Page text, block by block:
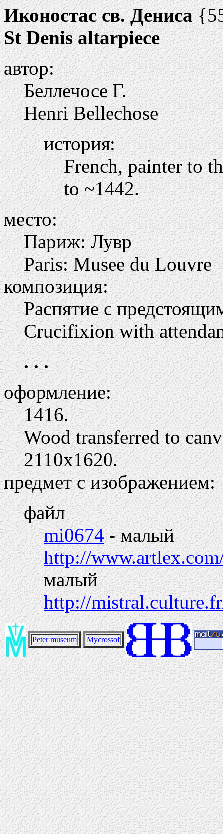
Иконостас св. Дениса
St Denis altarpiece
автор:
Беллечосе Г.
Henri Bellechose
история:
French, painter to
to ~1442.
место:
Париж: Лувр
Paris: Musee du Louvre
композиция:
Распятие с
Crucifixion with
. . .
оформление:
1416.
Wood transferred to
2110х1620.
предмет с изображением:
файл
mi0674- малый
http://
малый
http://
Peter museum Mycrossof